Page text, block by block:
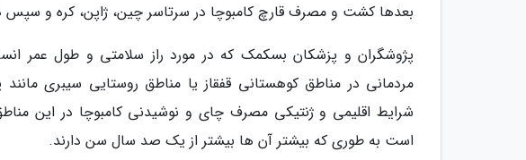
بعدها کشت و مصرف قارچ کامبوچا در سرتاسر چین، ژاپن، کره و سپس
پژوشگران و پزشکان بسکمک که در مورد راز سلامتی و طول عمر
مردمانی در مناطق کوهستانی قفقاز یا مناطق روستایی سیبری مانند
شرایط اقلیمی و ژنتیکی مصرف چای و نوشیدنی کامبوچا در این
است به طوری که بیشتر آن ها بیشتر از یک صد سال سن دارند.